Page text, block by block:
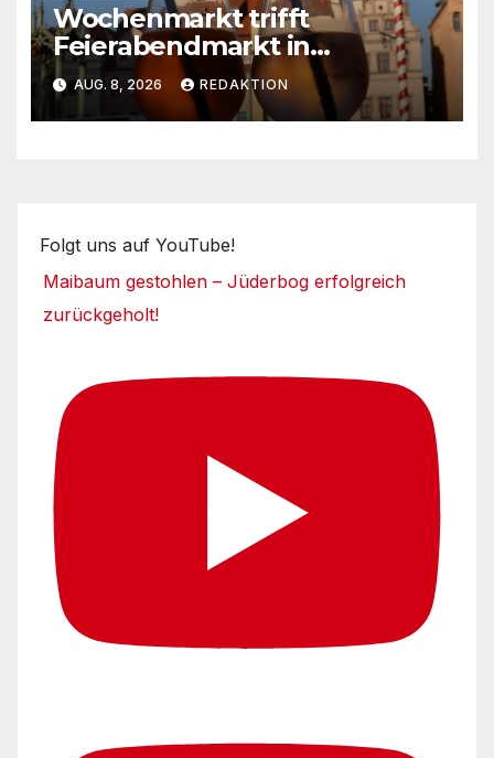
Wochenmarkt trifft
Feierabendmarkt in
Lutherstadt Wittenberg
AUG. 8, 2026 REDAKTION
Folgt uns auf YouTube!
Maibaum gestohlen – Jüderbog erfolgreich
zurückgeholt!